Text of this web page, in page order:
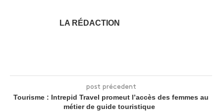
LA RÉDACTION
post précedent
Tourisme : Intrepid Travel promeut l’accès des femmes au
métier de guide touristique